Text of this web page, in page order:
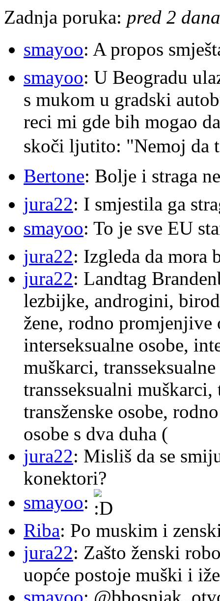
Zadnja poruka: pred 2
smayoo: A propos
smayoo: U Beogradu
s mukom u gradski
reci mi gde bih mogao
skoči ljutito: "Nemoj da
Bertone: Bolje i straga
jura22: I smjestila ga
smayoo: To je sve EU
jura22: Izgleda da mora
jura22: Landtag
lezbijke, androgini,
žene, rodno
interseksualne osobe,
muškarci,
transseksualni muškarci,
transženske osobe,
osobe s dva duha (
jura22: Misliš da se
konektori?
smayoo:
Riba: Po muskim i
jura22: Zašto ženski
uopće postoje muški i